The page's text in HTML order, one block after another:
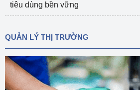
tiêu dùng bền vững
QUẢN LÝ THỊ TRƯỜNG